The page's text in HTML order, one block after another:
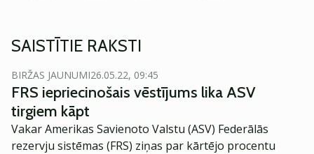
SAISTĪTIE RAKSTI
BIRŽAS JAUNUMI26.05.22, 09:45
FRS iepriecinošais vēstījums lika ASV
tirgiem kāpt
Vakar Amerikas Savienoto Valstu (ASV) Federālās
rezervju sistēmas (FRS) ziņas par kārtējo procentu